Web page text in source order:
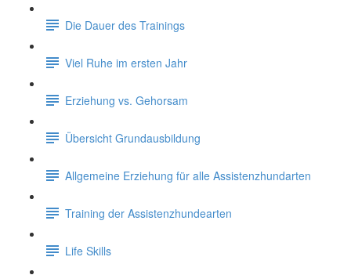
Die Dauer des Trainings
Viel Ruhe im ersten Jahr
Erziehung vs. Gehorsam
Übersicht Grundausbildung
Allgemeine Erziehung für alle Assistenzhundarten
Training der Assistenzhundearten
Life Skills